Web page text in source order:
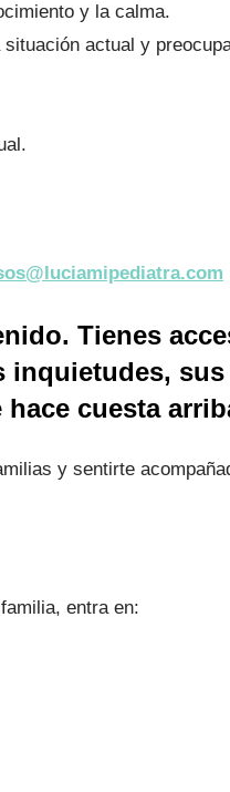
y la calma.
actual y
Tienes
cuesta
y sentirte
entra en: